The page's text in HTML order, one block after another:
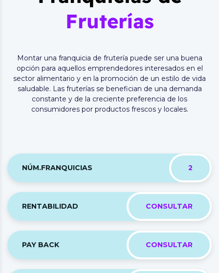
Fruterías
Montar una franquicia de frutería puede ser una buena
opción para aquellos emprendedores interesados en el
sector alimentario y en la promoción de un estilo de vida
saludable. Las fruterías se benefician de una demanda
constante y de la creciente preferencia de los
consumidores por productos frescos y locales.
NÚM.FRANQUICIAS 2
RENTABILIDAD CONSULTAR
PAY BACK CONSULTAR